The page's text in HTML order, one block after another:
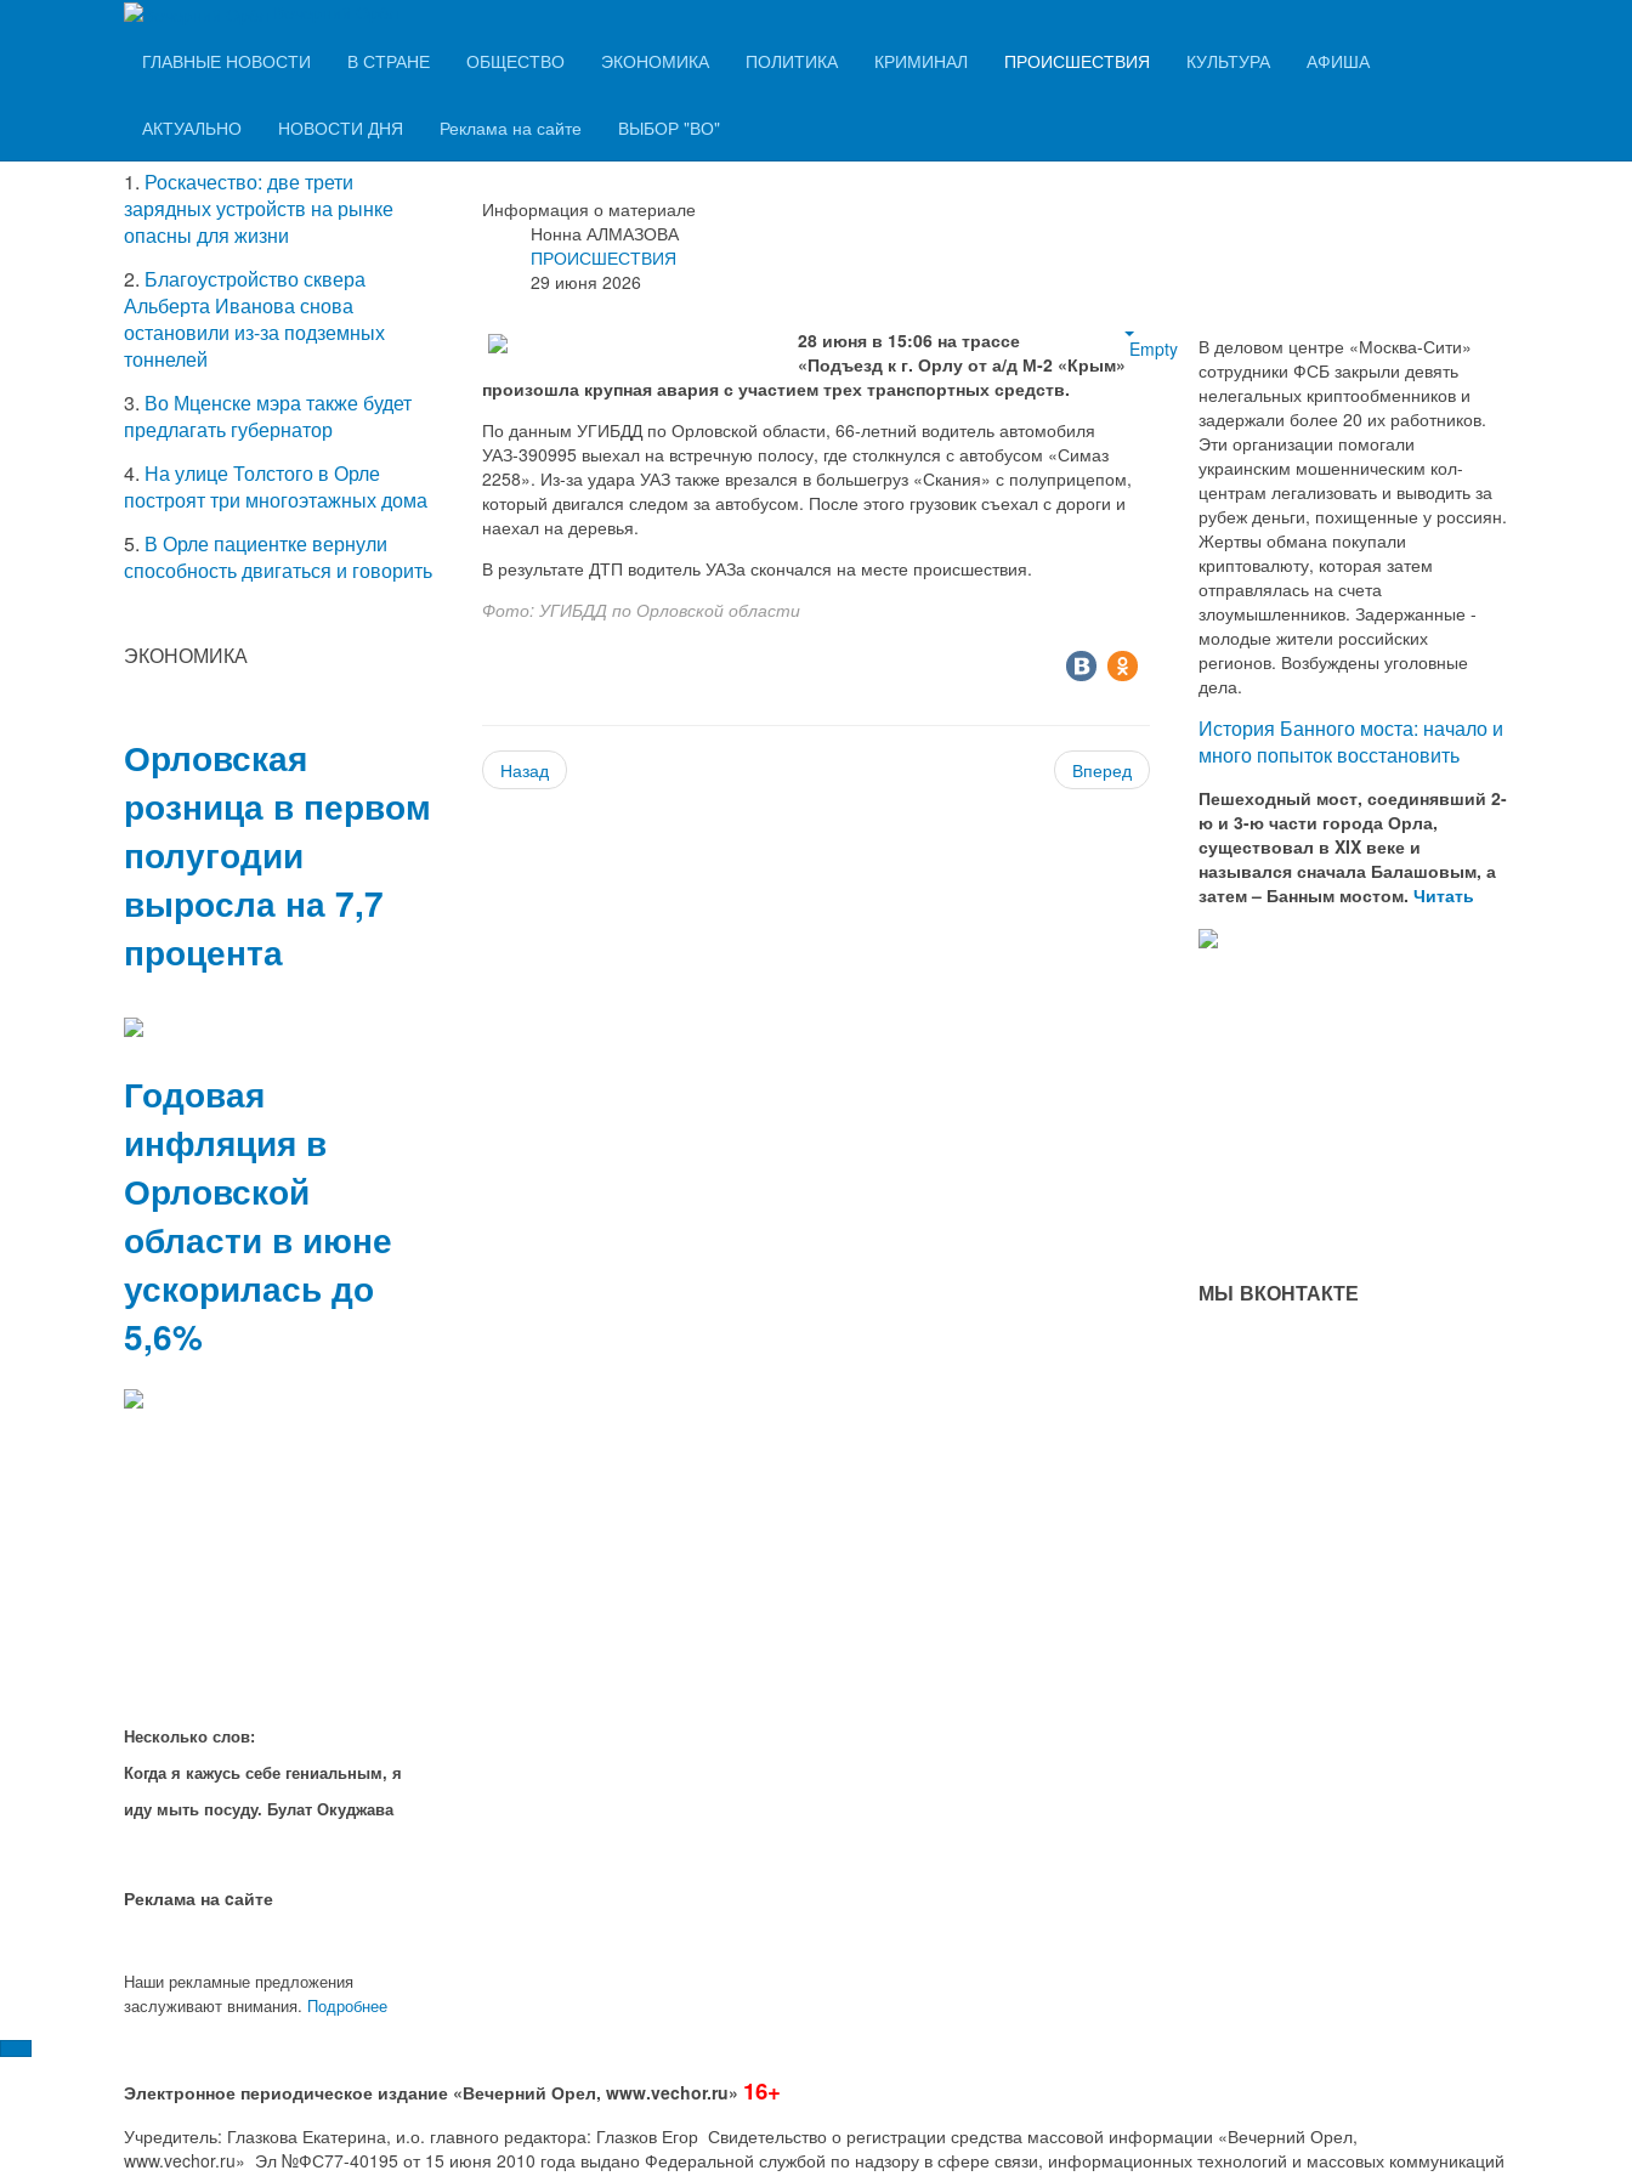
ГЛАВНЫЕ НОВОСТИ
В СТРАНЕ ОБЩЕСТВО ЭКОНОМИКА ПОЛИТИКА КРИМИНАЛ ПРОИСШЕСТВИЯ КУЛЬТУРА АФИША
АКТУАЛЬНО НОВОСТИ ДНЯ Реклама на сайте ВЫБОР "ВО"
Под Орлом в столкновении трех
машин погиб 66‑летний мужчина
Информация о материале
Нонна АЛМАЗОВА
ПРОИСШЕСТВИЯ
29 июня 2026
Empty
28 июня в 15:06 на трассе
«Подъезд к г. Орлу от а/д М‑2 «Крым»
произошла крупная авария с участием трех транспортных средств.
По данным УГИБДД по Орловской области, 66‑летний водитель автомобиля
УАЗ‑390995 выехал на встречную полосу, где столкнулся с автобусом «Симаз
2258». Из‑за удара УАЗ также врезался в большегруз «Скания» с полуприцепом,
который двигался следом за автобусом. После этого грузовик съехал с дороги и
наехал на деревья.
В результате ДТП водитель УАЗа скончался на месте происшествия.
Фото: УГИБДД по Орловской области
Назад Вперед
1. Роскачество: две трети
зарядных устройств на рынке
опасны для жизни
2. Благоустройство сквера
Альберта Иванова снова
остановили из-за подземных
тоннелей
3. Во Мценске мэра также будет
предлагать губернатор
4. На улице Толстого в Орле
построят три многоэтажных дома
5. В Орле пациентке вернули
способность двигаться и говорить
ЭКОНОМИКА
Орловская
розница в первом
полугодии
выросла на 7,7
процента
Годовая
инфляция в
Орловской
области в июне
ускорилась до
5,6%
Несколько слов:
Когда я кажусь себе гениальным, я
иду мыть посуду. Булат Окуджава
Реклама на cайте
Наши рекламные предложения
заслуживают внимания. Подробнее
В деловом центре «Москва-Сити»
сотрудники ФСБ закрыли девять
нелегальных криптообменников и
задержали более 20 их работников.
Эти организации помогали
украинским мошенническим кол-
центрам легализовать и выводить за
рубеж деньги, похищенные у россиян.
Жертвы обмана покупали
криптовалюту, которая затем
отправлялась на счета
злоумышленников. Задержанные -
молодые жители российских
регионов. Возбуждены уголовные
дела.
История Банного моста: начало и
много попыток восстановить
Пешеходный мост, соединявший 2-
ю и 3-ю части города Орла,
существовал в XIX веке и
назывался сначала Балашовым, а
затем – Банным мостом. Читать
МЫ ВКОНТАКТЕ
Электронное периодическое издание «Вечерний Орел, www.vechor.ru» 16+
Учредитель: Глазкова Екатерина, и.о. главного редактора: Глазков Егор Свидетельство о регистрации средства массовой информации «Вечерний Орел,
www.vechor.ru» Эл №ФС77-40195 от 15 июня 2010 года выдано Федеральной службой по надзору в сфере связи, информационных технологий и массовых коммуникаций